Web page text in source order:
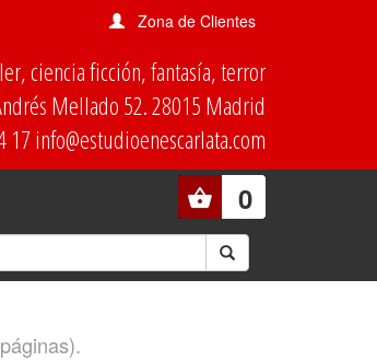
Zona de Clientes
ciencia ficción, fantasía, terror
Mellado 52. 28015 Madrid
17 info@estudioenescarlata.com
0